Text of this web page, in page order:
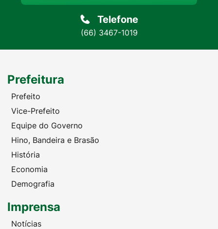
Telefone
(66) 3467-1019
Prefeitura
Prefeito
Vice-Prefeito
Equipe do Governo
Hino, Bandeira e Brasão
História
Economia
Demografia
Imprensa
Notícias